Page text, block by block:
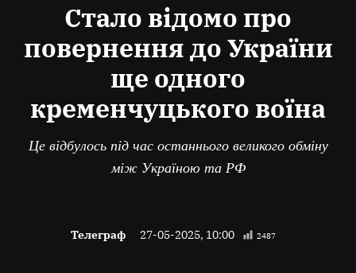
Стало відомо про
повернення до України
ще одного
кременчуцького воїна
Це відбулось під час останнього великого обміну
між Україною та РФ
Телеграф 27-05-2025, 10:00 2487